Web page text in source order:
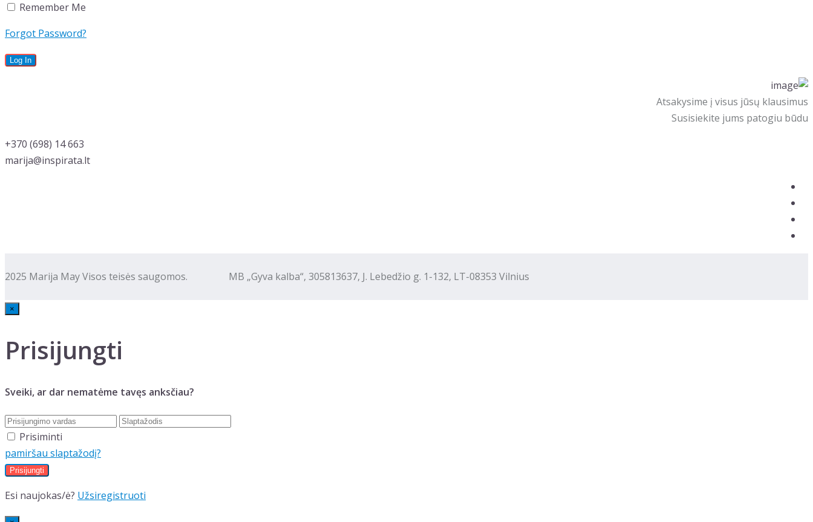
Remember Me
Forgot Password?
Atsakysime į visus jūsų klausimus
Susisiekite jums patogiu būdu
‭+370 (698) 14 663
marija@inspirata.lt
2025 Marija May Visos teisės saugomos. MB „Gyva kalba“, 305813637, J. Lebedžio g. 1-132, LT-08353 Vilnius
×
Prisijungti
Sveiki, ar dar nematėme tavęs anksčiau?
Prisiminti
pamiršau slaptažodį?
Esi naujokas/ė? Užsiregistruoti